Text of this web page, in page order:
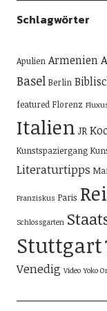
Schlagwörter
Apulien Armenien
Basel Berlin
featured Florenz
Italien JR
Kunstspaziergang
Literaturtipps
Franziskus Paris
Schlossgarten
Stuttgart
Venedig Video Yoko